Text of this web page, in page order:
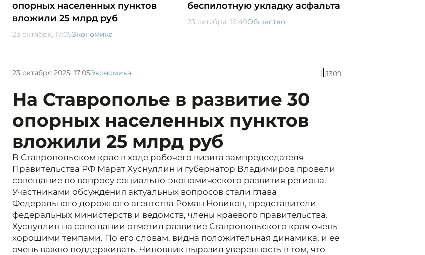
опорных населенных пунктов
вложили 25 млрд руб
23 октября, 17:05Экономика
беспилотную укладку асфальта
23 октября, 16:49Общество
23 октября 2025, 17:05Экономика 1309
На Ставрополье в развитие 30
опорных населенных пунктов
вложили 25 млрд руб
В Ставропольском крае в ходе рабочего визита зампредседателя
Правительства РФ Марат Хуснуллин и губернатор Владимиров провели
совещание по вопросу социально-экономического развития региона.
Участниками обсуждения актуальных вопросов стали глава
Федерального дорожного агентства Роман Новиков, представители
федеральных министерств и ведомств, члены краевого правительства.
Хуснуллин на совещании отметил развитие Ставропольского края очень
хорошими темпами. По его словам, видна положительная динамика, и ее
очень важно поддерживать. Чиновник выразил уверенность в том, что